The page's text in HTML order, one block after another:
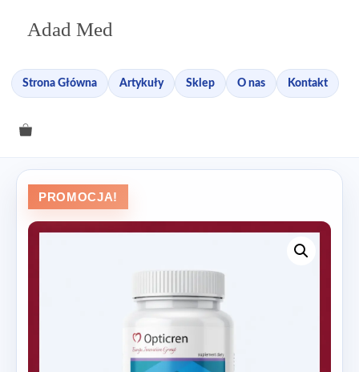
Adad Med
Strona Główna Artykuły Sklep O nas Kontakt
PROMOCJA!